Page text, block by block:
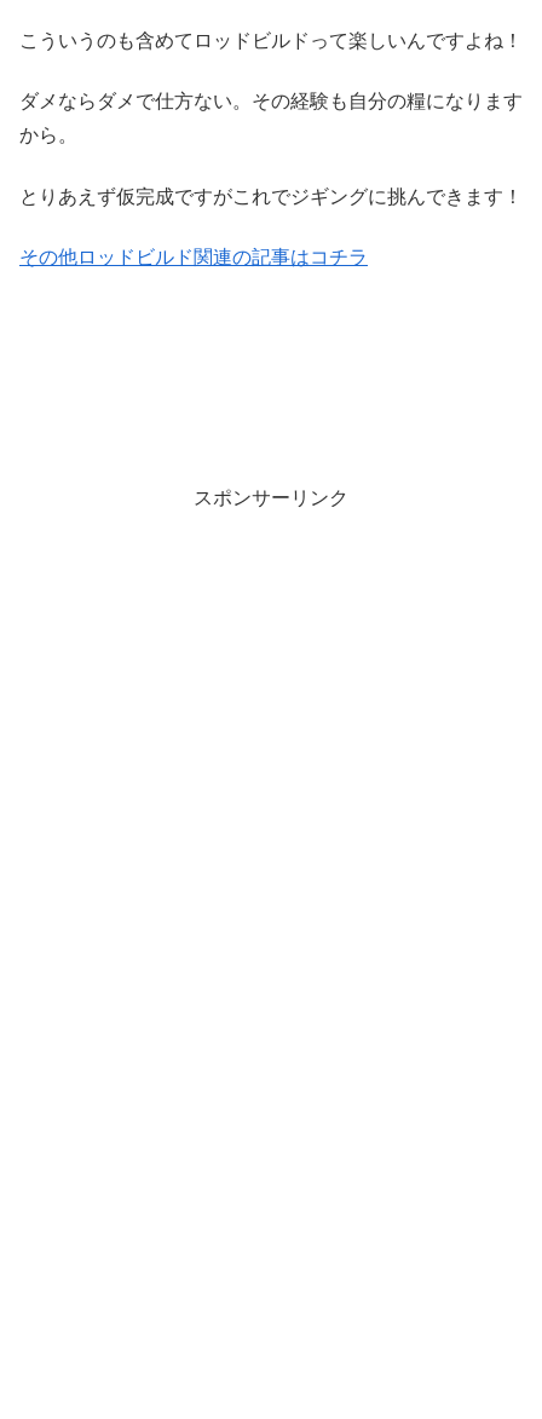
こういうのも含めてロッドビルドって楽しいんですよね！
ダメならダメで仕方ない。その経験も自分の糧になります
から。
とりあえず仮完成ですがこれでジギングに挑んできます！
その他ロッドビルド関連の記事はコチラ
スポンサーリンク